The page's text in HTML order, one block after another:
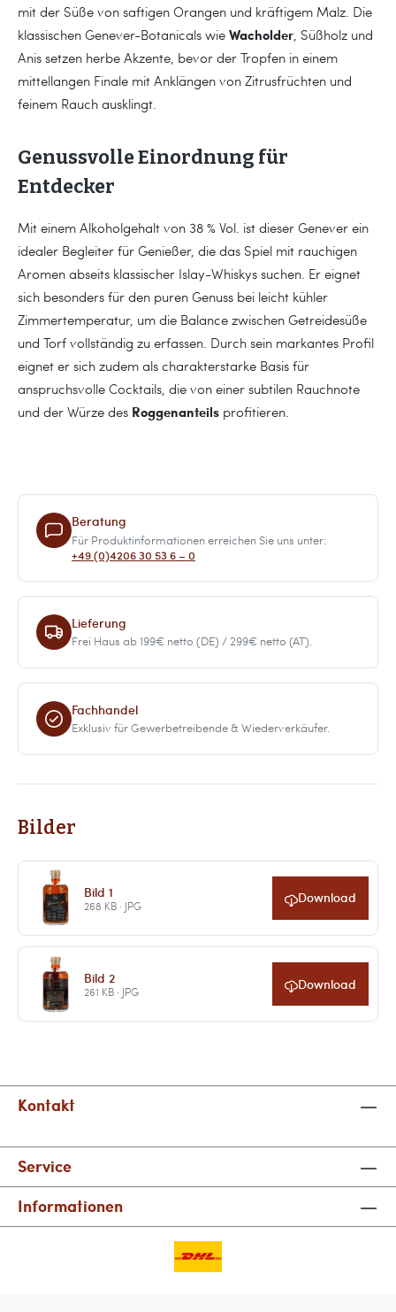
mit der Süße von saftigen Orangen und kräftigem Malz. Die
klassischen Genever-Botanicals wie Wacholder, Süßholz und
Anis setzen herbe Akzente, bevor der Tropfen in einem
mittellangen Finale mit Anklängen von Zitrusfrüchten und
feinem Rauch ausklingt.
Genussvolle Einordnung für
Entdecker
Mit einem Alkoholgehalt von 38 % Vol. ist dieser Genever ein
idealer Begleiter für Genießer, die das Spiel mit rauchigen
Aromen abseits klassischer Islay-Whiskys suchen. Er eignet
sich besonders für den puren Genuss bei leicht kühler
Zimmertemperatur, um die Balance zwischen Getreidesüße
und Torf vollständig zu erfassen. Durch sein markantes Profil
eignet er sich zudem als charakterstarke Basis für
anspruchsvolle Cocktails, die von einer subtilen Rauchnote
und der Würze des Roggenanteils profitieren.
Beratung
Für Produktinformationen erreichen Sie uns unter:
+49 (0)4206 30 53 6 – 0
Lieferung
Frei Haus ab 199€ netto (DE) / 299€ netto (AT).
Fachhandel
Exklusiv für Gewerbetreibende & Wiederverkäufer.
Bilder
Bild 1
268 KB · JPG Download
Bild 2
261 KB · JPG Download
Kontakt
Service
Informationen